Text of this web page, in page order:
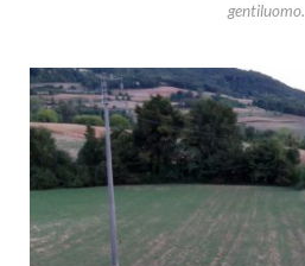
gentiluomo.